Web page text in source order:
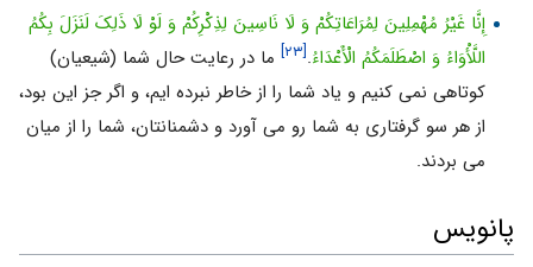
إِنَّا غَیْرُ مُهْمِلِینَ لِمُرَاعَاتِکُمْ وَ لَا نَاسِینَ لِذِکْرِکُمْ وَ لَوْ لَا ذَلِکَ لَنَزَلَ بِکُمُ
اللَّأْوَاءُ وَ اصْطَلَمَکُمُ الْأَعْدَاءُ.[۲۳]
ما در رعایت حال شما (شیعیان)
کوتاهى نمى‏ کنیم و یاد شما را از خاطر نبرده‏ ایم، و اگر جز این بود،
از هر سو گرفتارى به شما رو مى ‏آورد و دشمنانتان، شما را از میان
مى‏ بردند.
پانویس